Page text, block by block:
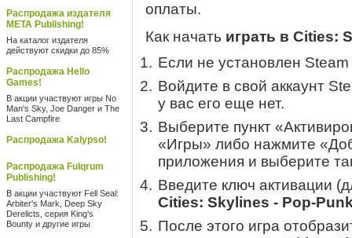
Распродажа издателя
META Publishing!
На каталог издателя
действуют скидки до 85%
Распродажа Hello
Games!
В акции участвуют игры No
Man's Sky, Joe Danger и The
Last Campfire
Распродажа Kalypso!
Распродажа Fulqrum
Publishing!
В акции участвуют Fell Seal:
Arbiter's Mark, Deep Sky
Derelicts, серия King's
Bounty и другие игры
оплаты.
Как начать играть в Cities:
Если не установлен
Войдите в свой аккаунт
у вас его еще нет.
Выберите пункт
«Игры» либо нажмите
приложения и выберите
Введите ключ активации
Cities: Skylines - Pop-
После этого игра